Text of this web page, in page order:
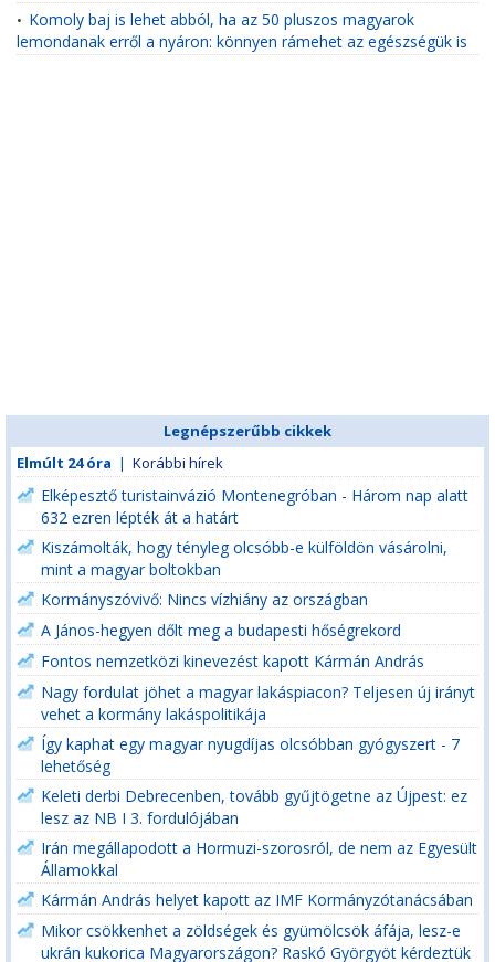
• Komoly baj is lehet abból, ha az 50 pluszos magyarok
lemondanak erről a nyáron: könnyen rámehet az egészségük is
Legnépszerűbb cikkek
Elmúlt 24 óra | Korábbi hírek
Elképesztő turistainvázió Montenegróban - Három nap alatt
632 ezren lépték át a határt
Kiszámolták, hogy tényleg olcsóbb-e külföldön vásárolni,
mint a magyar boltokban
Kormányszóvivő: Nincs vízhiány az országban
A János-hegyen dőlt meg a budapesti hőségrekord
Fontos nemzetközi kinevezést kapott Kármán András
Nagy fordulat jöhet a magyar lakáspiacon? Teljesen új irányt
vehet a kormány lakáspolitikája
Így kaphat egy magyar nyugdíjas olcsóbban gyógyszert - 7
lehetőség
Keleti derbi Debrecenben, tovább gyűjtögetne az Újpest: ez
lesz az NB I 3. fordulójában
Irán megállapodott a Hormuzi-szorosról, de nem az Egyesült
Államokkal
Kármán András helyet kapott az IMF Kormányzótanácsában
Mikor csökkenhet a zöldségek és gyümölcsök áfája, lesz-e
ukrán kukorica Magyarországon? Raskó Györgyöt kérdeztük